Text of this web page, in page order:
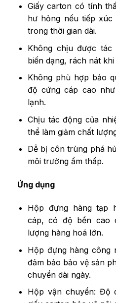
Giấy carton có tính
hư hỏng nếu tiếp
trong thời gian dài.
Không chịu được
biến dạng, rách nát
Không phù hợp bảo
độ cứng cáp cao
lạnh.
Chịu tác động của
thể làm giảm chất
Dễ bị côn trùng phá
môi trường ẩm thấp.
Ứng dụng
Hộp đựng hàng tạp
cáp, có độ bền cao
lượng hàng hoá lớn.
Hộp đựng hàng công
đảm bảo bảo vệ sản
chuyển dài ngày.
Hộp vận chuyển: Độ